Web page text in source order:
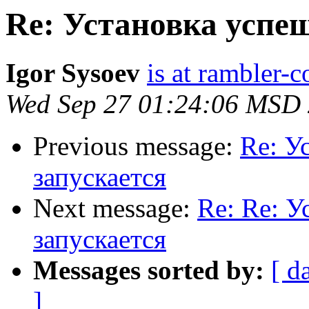
Re: Установка
Igor Sysoev is at rambler-
Wed Sep 27 01:24:06 MSD
Previous message: Re:
запускается
Next message: Re: Re:
запускается
Messages sorted by: [
]